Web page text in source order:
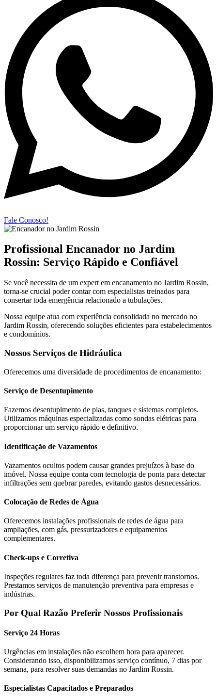
Fale Conosco!
Profissional Encanador no Jardim
Rossin: Serviço Rápido e Confiável
Se você necessita de um expert em encanamento no Jardim Rossin,
torna-se crucial poder contar com especialistas treinados para
consertar toda emergência relacionado a tubulações.
Nossa equipe atua com experiência consolidada no mercado no
Jardim Rossin, oferecendo soluções eficientes para estabelecimentos
e condomínios.
Nossos Serviços de Hidráulica
Oferecemos uma diversidade de procedimentos de encanamento:
Serviço de Desentupimento
Fazemos desentupimento de pias, tanques e sistemas completos.
Utilizamos máquinas especializadas como sondas elétricas para
proporcionar um serviço rápido e definitivo.
Identificação de Vazamentos
Vazamentos ocultos podem causar grandes prejuízos à base do
imóvel. Nossa equipe conta com tecnologia de ponta para detectar
infiltrações sem quebrar paredes, evitando gastos desnecessários.
Colocação de Redes de Água
Oferecemos instalações profissionais de redes de água para
ampliações, com gás, pressurizadores e equipamentos
complementares.
Check-ups e Corretiva
Inspeções regulares faz toda diferença para prevenir transtornos.
Prestamos serviços de manutenção preventiva para empresas e
indústrias.
Por Qual Razão Preferir Nossos Profissionais
Serviço 24 Horas
Urgências em instalações não escolhem hora para aparecer.
Considerando isso, disponibilizamos serviço contínuo, 7 dias por
semana, para resolver suas demandas no Jardim Rossin.
Especialistas Capacitados e Preparados